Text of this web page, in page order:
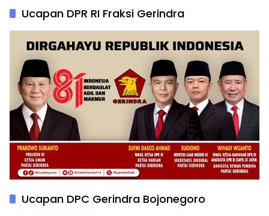
Ucapan DPR RI Fraksi Gerindra
Ucapan DPC Gerindra Bojonegoro